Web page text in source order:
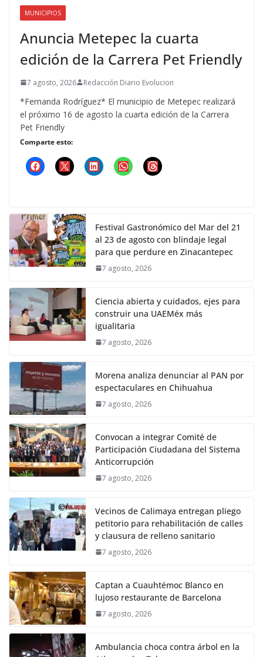
MUNICIPIOS
Anuncia Metepec la cuarta
edición de la Carrera Pet Friendly
7 agosto, 2026 Redacción Diario Evolucion
*Fernanda Rodríguez* El municipio de Metepec realizará
el próximo 16 de agosto la cuarta edición de la Carrera
Pet Friendly
Comparte esto:
Festival Gastronómico del Mar del 21
al 23 de agosto con blindaje legal
para que perdure en Zinacantepec
7 agosto, 2026
Ciencia abierta y cuidados, ejes para
construir una UAEMéx más
igualitaria
7 agosto, 2026
Morena analiza denunciar al PAN por
espectaculares en Chihuahua
7 agosto, 2026
Convocan a integrar Comité de
Participación Ciudadana del Sistema
Anticorrupción
7 agosto, 2026
Vecinos de Calimaya entregan pliego
petitorio para rehabilitación de calles
y clausura de relleno sanitario
7 agosto, 2026
Captan a Cuauhtémoc Blanco en
lujoso restaurante de Barcelona
7 agosto, 2026
Ambulancia choca contra árbol en la